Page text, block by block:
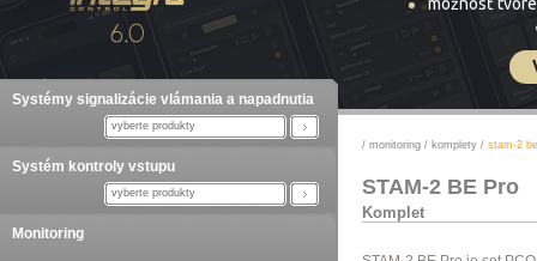
Systémy signalizácie vlámania a napadnutia
vyberte produkty
Systém kontroly vstupu
vyberte produkty
Monitoring
/ monitoring / komplety / stam-2
STAM-2 BE Pro
Komplet